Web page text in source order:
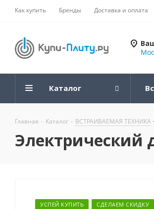
Как купить Бренды Доставка и оплата
Каталог
Главная - Каталог - ВСТРАИВАЕМАЯ ТЕХНИКА
Электрический
УСПЕЙ КУПИТЬ СДЕЛАЕМ СКИДКУ